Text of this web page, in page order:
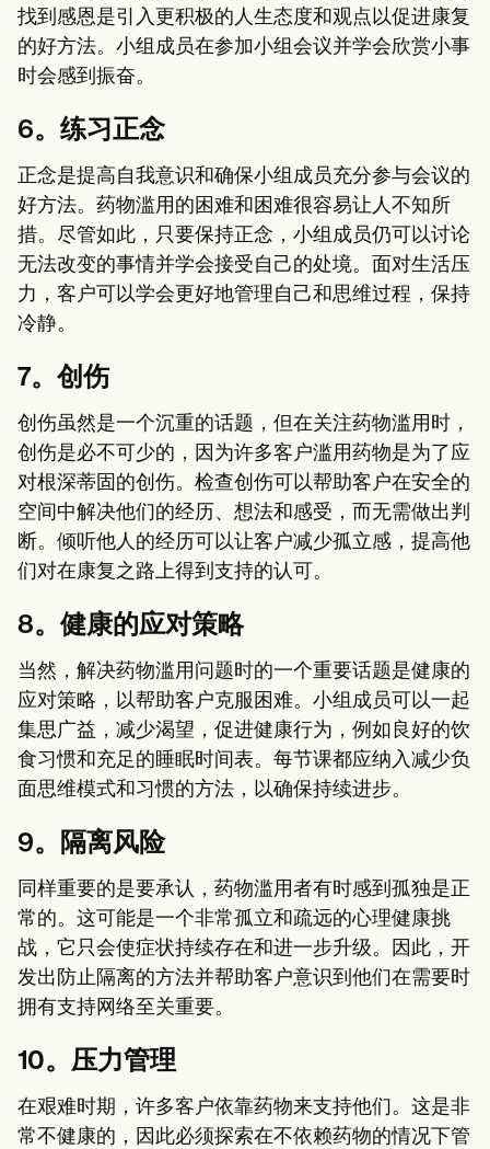
找到感恩是引入更积极的人生态度和观点以促进康复
的好方法。小组成员在参加小组会议并学会欣赏小事
时会感到振奋。
6。练习正念
正念是提高自我意识和确保小组成员充分参与会议的
好方法。药物滥用的困难和困难很容易让人不知所
措。尽管如此，只要保持正念，小组成员仍可以讨论
无法改变的事情并学会接受自己的处境。面对生活压
力，客户可以学会更好地管理自己和思维过程，保持
冷静。
7。创伤
创伤虽然是一个沉重的话题，但在关注药物滥用时，
创伤是必不可少的，因为许多客户滥用药物是为了应
对根深蒂固的创伤。检查创伤可以帮助客户在安全的
空间中解决他们的经历、想法和感受，而无需做出判
断。倾听他人的经历可以让客户减少孤立感，提高他
们对在康复之路上得到支持的认可。
8。健康的应对策略
当然，解决药物滥用问题时的一个重要话题是健康的
应对策略，以帮助客户克服困难。小组成员可以一起
集思广益，减少渴望，促进健康行为，例如良好的饮
食习惯和充足的睡眠时间表。每节课都应纳入减少负
面思维模式和习惯的方法，以确保持续进步。
9。隔离风险
同样重要的是要承认，药物滥用者有时感到孤独是正
常的。这可能是一个非常孤立和疏远的心理健康挑
战，它只会使症状持续存在和进一步升级。因此，开
发出防止隔离的方法并帮助客户意识到他们在需要时
拥有支持网络至关重要。
10。压力管理
在艰难时期，许多客户依靠药物来支持他们。这是非
常不健康的，因此必须探索在不依赖药物的情况下管